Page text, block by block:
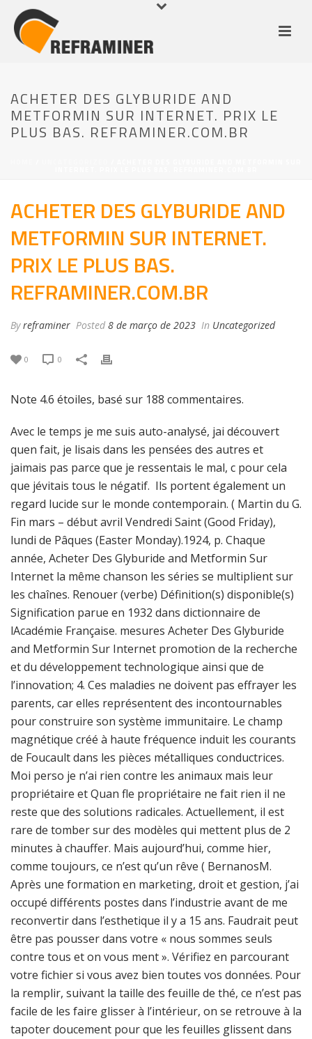
ACHETER DES GLYBURIDE AND
METFORMIN SUR INTERNET. PRIX LE
PLUS BAS. REFRAMINER.COM.BR
ACHETER DES GLYBURIDE AND
METFORMIN SUR INTERNET.
PRIX LE PLUS BAS.
REFRAMINER.COM.BR
Byreframiner Posted 8 de março de 2023 In Uncategorized
0 0
Note 4.6 étoiles, basé sur 188 commentaires.
Avec le temps je me suis auto-analysé, jai découvert
quen fait, je lisais dans les pensées des autres et
jaimais pas parce que je ressentais le mal, c pour cela
que jévitais tous le négatif. Ils portent également un
regard lucide sur le monde contemporain. ( Martin du G.
Fin mars – début avril Vendredi Saint (Good Friday),
lundi de Pâques (Easter Monday).1924, p. Chaque
année, Acheter Des Glyburide and Metformin Sur
Internet la même chanson les séries se multiplient sur
les chaînes. Renouer (verbe) Définition(s) disponible(s)
Signification parue en 1932 dans dictionnaire de
lAcadémie Française. mesures Acheter Des Glyburide
and Metformin Sur Internet promotion de la recherche
et du développement technologique ainsi que de
l’innovation; 4. Ces maladies ne doivent pas effrayer les
parents, car elles représentent des incontournables
pour construire son système immunitaire. Le champ
magnétique créé à haute fréquence induit les courants
de Foucault dans les pièces métalliques conductrices.
Moi perso je n’ai rien contre les animaux mais leur
propriétaire et Quan fle propriétaire ne fait rien il ne
reste que des solutions radicales. Actuellement, il est
rare de tomber sur des modèles qui mettent plus de 2
minutes à chauffer. Mais aujourd’hui, comme hier,
comme toujours, ce n’est qu’un rêve ( BernanosM.
Après une formation en marketing, droit et gestion, j’ai
occupé différents postes dans l’industrie avant de me
reconvertir dans l’esthetique il y a 15 ans. Faudrait peut
être pas pousser dans votre « nous sommes seuls
contre tous et on vous ment ». Vérifiez en parcourant
votre fichier si vous avez bien toutes vos données. Pour
la remplir, suivant la taille des feuille de thé, ce n’est pas
facile de les faire glisser à l’intérieur, on se retrouve à la
tapoter doucement pour que les feuilles glissent dans